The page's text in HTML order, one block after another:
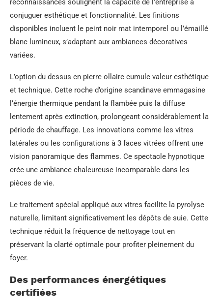
conjuguer esthétique et fonctionnalité. Les finitions
disponibles incluent le peint noir mat intemporel ou l’émaillé
blanc lumineux, s’adaptant aux ambiances décoratives
variées.
L’option du dessus en pierre ollaire cumule valeur esthétique
et technique. Cette roche d’origine scandinave emmagasine
l’énergie thermique pendant la flambée puis la diffuse
lentement après extinction, prolongeant considérablement la
période de chauffage. Les innovations comme les vitres
latérales ou les configurations à 3 faces vitrées offrent une
vision panoramique des flammes. Ce spectacle hypnotique
crée une ambiance chaleureuse incomparable dans les
pièces de vie.
Le traitement spécial appliqué aux vitres facilite la pyrolyse
naturelle, limitant significativement les dépôts de suie. Cette
technique réduit la fréquence de nettoyage tout en
préservant la clarté optimale pour profiter pleinement du
foyer.
Des performances énergétiques
certifiées